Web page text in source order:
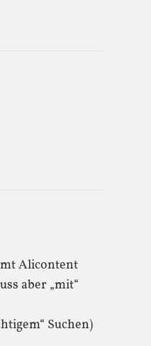
Alicontent
aber „mit“
Suchen)